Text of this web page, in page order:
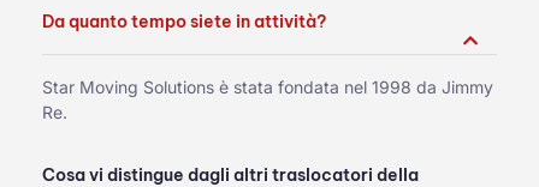
Da quanto tempo siete in attività?
Star Moving Solutions è stata fondata nel 1998 da Jimmy
Re.
Cosa vi distingue dagli altri traslocatori della